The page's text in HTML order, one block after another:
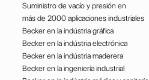
Suministro de vacío y presión en
más de 2000 aplicaciones industriales
Becker en la indústria gráfica
Becker en la indústria electrónica
Becker en la indústria maderera
Becker en la ingeniería industrial